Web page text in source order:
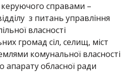
керуючого справами –
з питань управління
власності
громад сіл, селищ, міст
комунальної власності
апарату обласної ради